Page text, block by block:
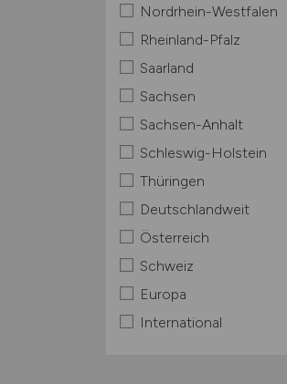
Nordrhein-Westfalen
Rheinland-Pfalz
Saarland
Sachsen
Sachsen-Anhalt
Schleswig-Holstein
Thüringen
Deutschlandweit
Österreich
Schweiz
Europa
International